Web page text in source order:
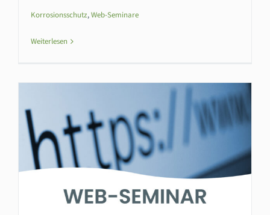
Korrosionsschutz,Web-Seminare
Weiterlesen